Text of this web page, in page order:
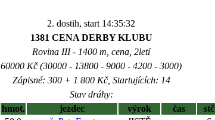
2. dostih, start 14:35:32
1381 CENA DERBY KLUBU
Rovina III - 1400 m, cena, 2letí
60000 Kč (30000 - 13800 - 9000 - 4200 - 3000)
Zápisné: 300 + 1 800 Kč, Startujících: 14
Stav dráhy:
hmot. jezdec výrok čas stč